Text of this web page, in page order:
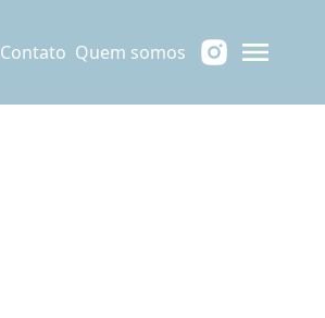
Contato Quem somos